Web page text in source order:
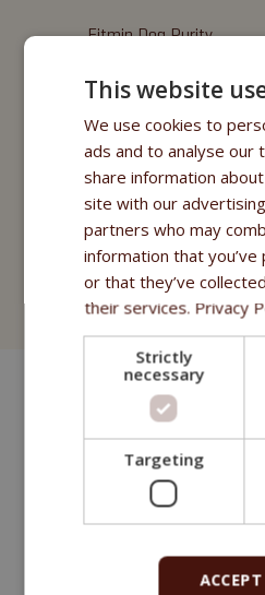
Fitmin Dog Purity
Fitmin Nutritional
Fitmin for Life
Suplementos nutricionales
Purity - Apotheke Fitmin
Productos cosméticos
Fitmin for Life
This website
We use cookies to
ads and to analyse our
share information
site with our
partners who may
information that
or that they’ve
their services. Privacy
Strictly
necessary
Targeting